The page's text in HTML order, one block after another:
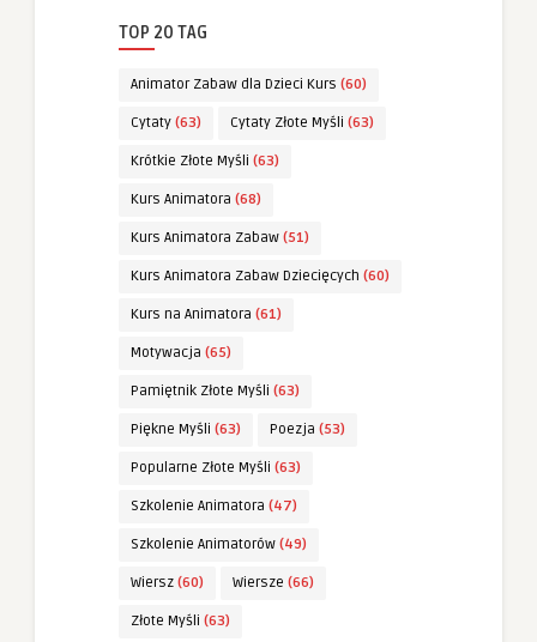
TOP 20 TAG
Animator Zabaw dla Dzieci Kurs (60)
Cytaty (63) Cytaty Złote Myśli (63)
Krótkie Złote Myśli (63)
Kurs Animatora (68)
Kurs Animatora Zabaw (51)
Kurs Animatora Zabaw Dziecięcych (60)
Kurs na Animatora (61)
Motywacja (65)
Pamiętnik Złote Myśli (63)
Piękne Myśli (63) Poezja (53)
Popularne Złote Myśli (63)
Szkolenie Animatora (47)
Szkolenie Animatorów (49)
Wiersz (60) Wiersze (66)
Złote Myśli (63)